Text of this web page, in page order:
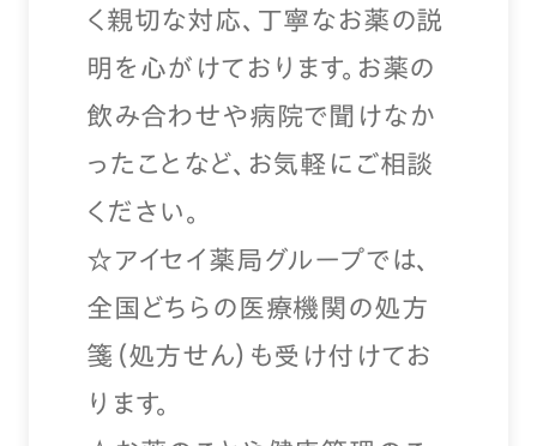
く親切な対応、丁寧なお薬の説
明を心がけております。お薬の
飲み合わせや病院で聞けなか
ったことなど、お気軽にご相談
ください。
☆アイセイ薬局グループでは、
全国どちらの医療機関の処方
箋（処方せん）も受け付けてお
ります。